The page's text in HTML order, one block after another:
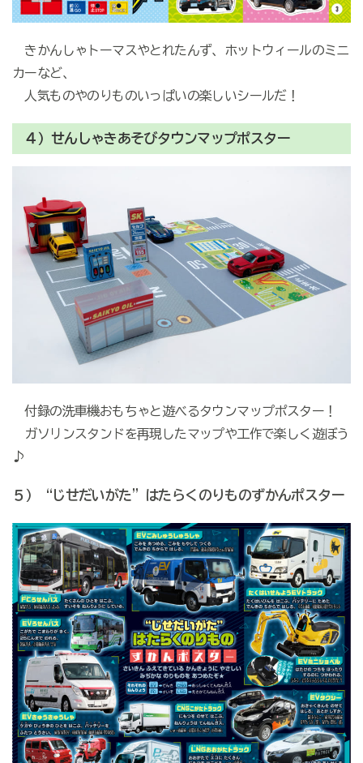
きかんしゃトーマスやとれたんず、ホットウィールのミニ
カーなど、
人気ものやのりものいっぱいの楽しいシールだ！
４）せんしゃきあそびタウンマップポスター
付録の洗車機おもちゃと遊べるタウンマップポスター！
ガソリンスタンドを再現したマップや工作で楽しく遊ぼう
♪
５）“じせだいがた”はたらくのりものずかんポスター